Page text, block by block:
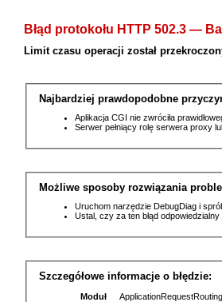
Błąd protokołu HTTP 502.3 —
Limit czasu operacji został
Najbardziej prawdopodobne
Aplikacja CGI nie zwróciła
Serwer pełniący rolę serwera proxy
Możliwe sposoby rozwiązania
Uruchom narzędzie DebugDiag i
Ustal, czy za ten błąd
Szczegółowe informacje o błędzie:
Moduł
ApplicationRequestRouting